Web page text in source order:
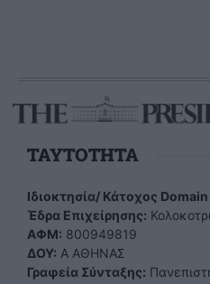
TAYTOTHTA
Ιδιοκτησία/ Κάτοχος Domain
Έδρα Επιχείρησης:
ΑΦΜ: 800949819
ΔΟΥ: Α ΑΘΗΝΑΣ
Γραφεία Σύνταξης: